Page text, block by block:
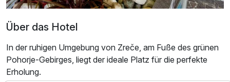
Twinbettzimmer Standard
2 Erwachsene und 1 Kind
Ausstattung
Über das Hotel
In der ruhigen Umgebung von Zreče, am Fuße des grünen
Pohorje-Gebirges, liegt der ideale Platz für die perfekte
Erholung.